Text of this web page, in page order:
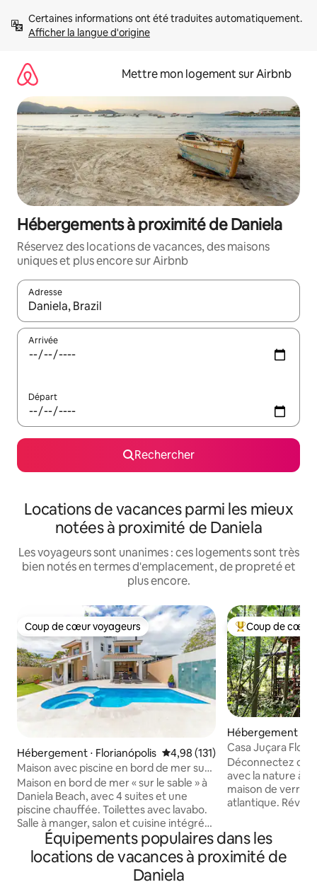
directement
Afficher la langue d'origine
Mettre mon logement sur Airbnb
Hébergements à proximité de Daniela
Réservez des locations de vacances, des maisons
uniques et plus encore sur Airbnb
Adresse
Lorsque les résultats s'affichent, utilisez les flèches vers le
Arrivée
Départ
Rechercher
Locations de vacances parmi les mieux
notées à proximité de Daniela
Les voyageurs sont unanimes : ces logements sont très
bien notés en termes d'emplacement, de propreté et
plus encore.
Coup de cœur voyageurs
Coup de cœur voyageurs
Hébergement ⋅ Florianópolis Évaluation moyenne sur la
4,98 (131)
Maison avec piscine en bord de mer sur
la plage de Daniela.
Maison en bord de mer « sur le sable » à
Daniela Beach, avec 4 suites et une
piscine chauffée. Toilettes avec lavabo.
Salle à manger, salon et cuisine intégrés.
Smart TV dans le salon et dans les
chambres. Internet sans fil 600 Mbit/s.
Cuisine équipée avec cafetière, four
électrique, four à micro-ondes, lave-
Coups de cœur
Coup de cœur
Hébergement ⋅
s
Casa Juçara
jungle
Déconnectez de
avec la nature à
maison de verre
atlantique. Réveillez-vous au chant des
explorez les
cascades et les
détendez-vous
Équipements populaires dans les
locations de vacances à proximité de
Daniela